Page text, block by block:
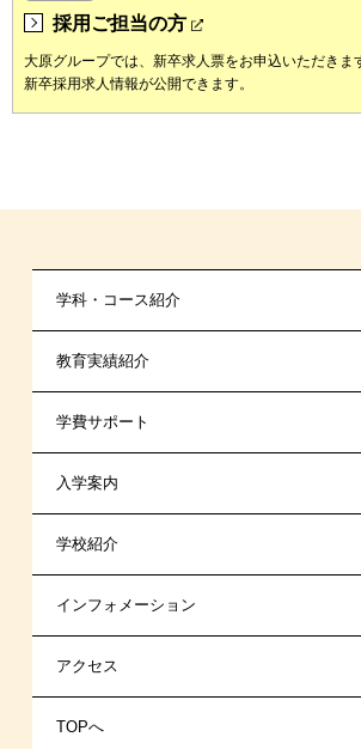
採用ご担当の方
大原グループでは、新卒求人票をお申込いただきま
新卒採用求人情報が公開できます。
学科・コース紹介
国家公務員・地方公務員系
警察官・消防官系
ビジネス系
医療事務系
教育実績紹介
学費サポート
高等教育の修学支援新制度
日本学生支援機構の奨学金
国の教育ローン
提携教育ローン
新聞奨学生
入学案内
一般入学
AO入学
指定校推薦入学
指定校自己推薦入学
学校紹介
在校生からあなたへ
夢を叶えた先輩たち
施設・研修所
インフォメーション
お知らせ・新着情報
在校生へのお知らせ
アクセス
TOPへ